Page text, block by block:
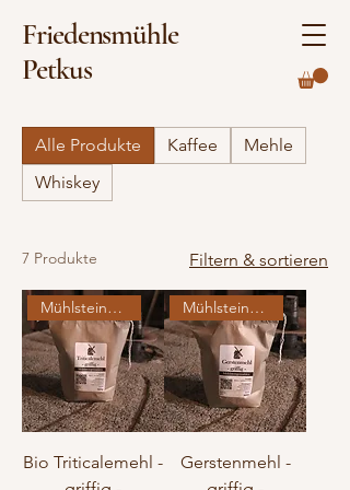
Friedensmühle
Petkus
Alle Produkte Kaffee
Mehle
Whiskey
7 Produkte Filtern & sortieren
Mühlsteingemahlen
Bio Triticalemehl -
Mühlsteingemahlen
Gerstenmehl -